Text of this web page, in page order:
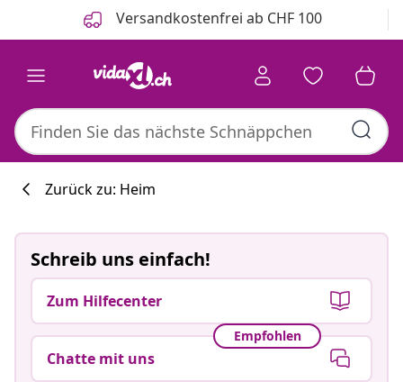
Versandkostenfrei ab CHF 100
Zurück zu: Heim
Schreib uns einfach!
Zum Hilfecenter
Empfohlen
Chatte mit uns